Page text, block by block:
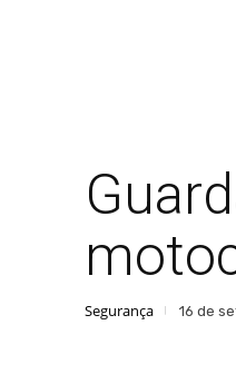
Segurança 16 de